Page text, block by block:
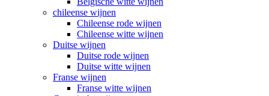
chileense wijnen
Chileense rode wijnen
Chileense witte wijnen
Duitse wijnen
Duitse rode wijnen
Duitse witte wijnen
Franse wijnen
Franse witte wijnen